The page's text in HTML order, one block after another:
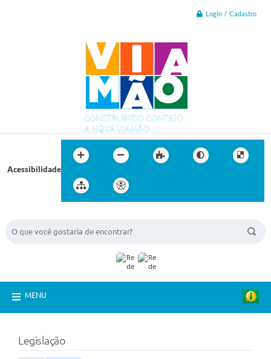
Login / Cadastro
Acessibilidade
MENU
Legislação